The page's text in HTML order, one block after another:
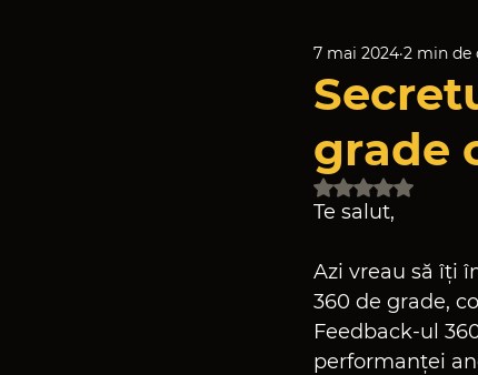
Secretele Echipelor
grade
7 mai 2024 2 min de
Evaluat(ă) cu
Te salut,
Azi vreau să îți
360 de grade,
Feedback-ul
performanței